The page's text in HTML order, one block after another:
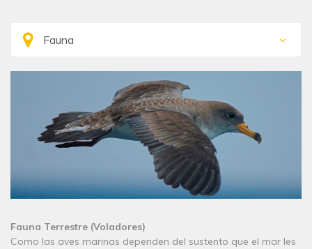
Fauna Terrestre (Voladores)
Como las aves marinas dependen del sustento que el mar les